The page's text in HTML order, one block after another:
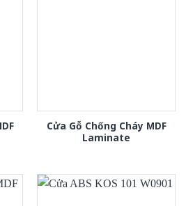
Cửa Gỗ Chống Cháy MDF
Laminate